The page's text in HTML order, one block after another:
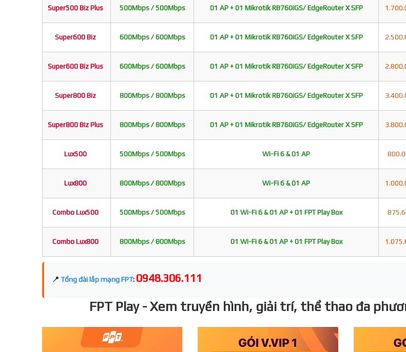
Super500 Biz Plus 500Mbps / 500Mbps 01 AP + 01 Mikrotik RB760iGS/ EdgeRouter X SFP
Super600 Biz 600Mbps / 600Mbps 01 AP + 01 Mikrotik RB760iGS/ EdgeRouter X SFP
Super600 Biz Plus 600Mbps / 600Mbps 01 AP + 01 Mikrotik RB760iGS/ EdgeRouter X SFP
Super800 Biz 800Mbps / 800Mbps 01 AP + 01 Mikrotik RB760iGS/ EdgeRouter X SFP
Super800 Biz Plus 800Mbps / 800Mbps 01 AP + 01 Mikrotik RB760iGS/ EdgeRouter X SFP
Lux500 500Mbps / 500Mbps Wi-Fi 6 & 01 AP
Lux800 800Mbps / 800Mbps Wi-Fi 6 & 01 AP
Combo Lux500 500Mbps / 500Mbps 01 Wi-Fi 6 & 01 AP + 01 FPT Play Box
Combo Lux800 800Mbps / 800Mbps 01 Wi-Fi 6 & 01 AP + 01 FPT Play Box
📍 Tổng đài lắp mạng FPT: 0948.306.111
FPT Play - Xem truyền hình, giải trí, thể thao đa